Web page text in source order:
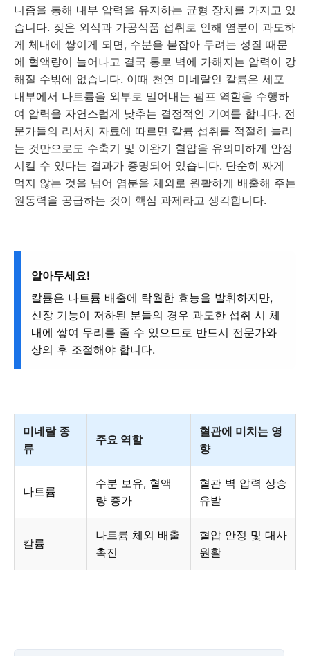
니즘을 통해 내부 압력을 유지하는 균형 장치를 가지고 있
습니다. 잦은 외식과 가공식품 섭취로 인해 염분이 과도하
게 체내에 쌓이게 되면, 수분을 붙잡아 두려는 성질 때문
에 혈액량이 늘어나고 결국 통로 벽에 가해지는 압력이 강
해질 수밖에 없습니다. 이때 천연 미네랄인 칼륨은 세포
내부에서 나트륨을 외부로 밀어내는 펌프 역할을 수행하
여 압력을 자연스럽게 낮추는 결정적인 기여를 합니다. 전
문가들의 리서치 자료에 따르면 칼륨 섭취를 적절히 늘리
는 것만으로도 수축기 및 이완기 혈압을 유의미하게 안정
시킬 수 있다는 결과가 증명되어 있습니다. 단순히 짜게
먹지 않는 것을 넘어 염분을 체외로 원활하게 배출해 주는
원동력을 공급하는 것이 핵심 과제라고 생각합니다.
알아두세요!
칼륨은 나트륨 배출에 탁월한 효능을 발휘하지만,
신장 기능이 저하된 분들의 경우 과도한 섭취 시 체
내에 쌓여 무리를 줄 수 있으므로 반드시 전문가와
상의 후 조절해야 합니다.
미네랄 종
류
주요 역할
혈관에 미치는 영
향
나트륨
수분 보유, 혈액
량 증가
혈관 벽 압력 상승
유발
칼륨
나트륨 체외 배출
촉진
혈압 안정 및 대사
원활